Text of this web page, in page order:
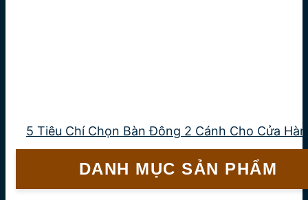
5 Tiêu Chí Chọn Bàn Đông 2 Cánh Cho Cửa
DANH MỤC SẢN PHẨM